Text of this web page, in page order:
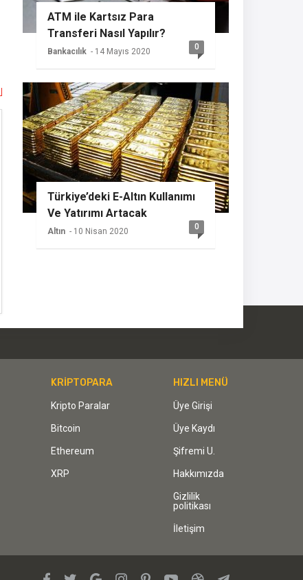
ATM ile Kartsız Para
Transferi Nasıl Yapılır?
Bankacılık - 14 Mayıs 2020 0
Türkiye’deki E-Altın Kullanımı
Ve Yatırımı Artacak
Altın - 10 Nisan 2020 0
KRİPTOPARA
Kripto Paralar
Bitcoin
Ethereum
XRP
HIZLI MENÜ
Üye Girişi
Üye Kaydı
Şifremi U.
Hakkımızda
Gizlilik
politikası
İletişim